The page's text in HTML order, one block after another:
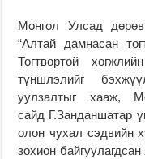
Монгол Улсад
“Алтай дамнасан
Тогтвортой
түншлэлийг
уулзалтыг хааж,
сайд Г.Занданшатар
олон чухал сэдвийн
зохион